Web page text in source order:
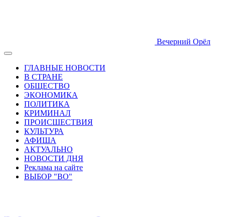
Вечерний Орёл
ГЛАВНЫЕ НОВОСТИ
В СТРАНЕ
ОБЩЕСТВО
ЭКОНОМИКА
ПОЛИТИКА
КРИМИНАЛ
ПРОИСШЕСТВИЯ
КУЛЬТУРА
АФИША
АКТУАЛЬНО
НОВОСТИ ДНЯ
Реклама на сайте
ВЫБОР "ВО"